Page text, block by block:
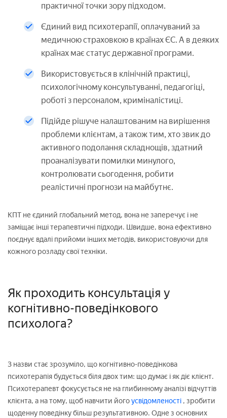
практичної точки зору підходом.
Єдиний вид психотерапії, оплачуваний за
медичною страховкою в країнах ЄС. А в деяких
країнах має статус державної програми.
Використовується в клінічній практиці,
психологічному консультуванні, педагогіці,
роботі з персоналом, криміналістиці.
Підійде рішуче налаштованим на вирішення
проблеми клієнтам, а також тим, хто звик до
активного подолання складнощів, здатний
проаналізувати помилки минулого,
контролювати сьогодення, робити
реалістичні прогнози на майбутнє.
КПТ не єдиний глобальний метод, вона не заперечує і не
заміщає інші терапевтичні підходи. Швидше, вона ефективно
поєднує вдалі прийоми інших методів, використовуючи для
кожного розладу свої техніки.
Як проходить консультація у
когнітивно-поведінкового
психолога?
З назви стає зрозуміло, що когнітивно-поведінкова
психотерапія будується біля двох тим: що думає і як діє клієнт.
Психотерапевт фокусується не на глибинному аналізі відчуттів
клієнта, а на тому, щоб навчити йогоусвідомленості , зробити
щоденну поведінку більш результативною. Одне з основних